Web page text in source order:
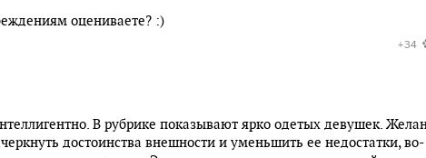
оцениваете? :)
+34
В рубрике показывают ярко одетых девушек.
достоинства внешности и уменьшить ее недостатки, во-